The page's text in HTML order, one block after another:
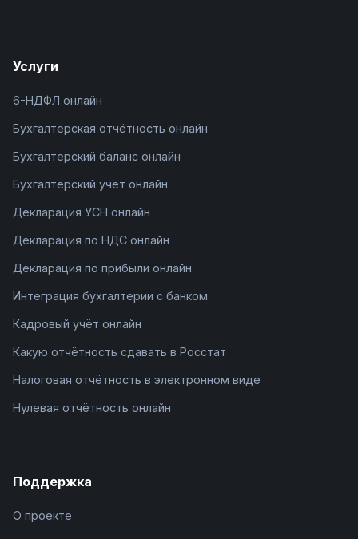
Услуги
6-НДФЛ онлайн
Бухгалтерская отчётность онлайн
Бухгалтерский баланс онлайн
Бухгалтерский учёт онлайн
Декларация УСН онлайн
Декларация по НДС онлайн
Декларация по прибыли онлайн
Интеграция бухгалтерии с банком
Кадровый учёт онлайн
Какую отчётность сдавать в Росстат
Налоговая отчётность в электронном виде
Нулевая отчётность онлайн
Поддержка
О проекте